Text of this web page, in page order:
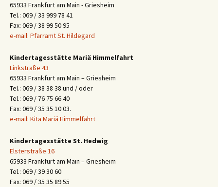
65933 Frankfurt am Main - Griesheim
Tel.: 069 / 33 999 78 41
Fax: 069 / 38 99 50 95
e-mail: Pfarramt St. Hildegard
Kindertagesstätte Mariä Himmelfahrt
Linkstraße 43
65933 Frankfurt am Main – Griesheim
Tel.: 069 / 38 38 38 und / oder
Tel.: 069 / 76 75 66 40
Fax: 069 / 35 35 10 03.
e-mail: Kita Mariä Himmelfahrt
Kindertagesstätte St. Hedwig
Elsterstraße 16
65933 Frankfurt am Main – Griesheim
Tel.: 069 / 39 30 60
Fax: 069 / 35 35 89 55